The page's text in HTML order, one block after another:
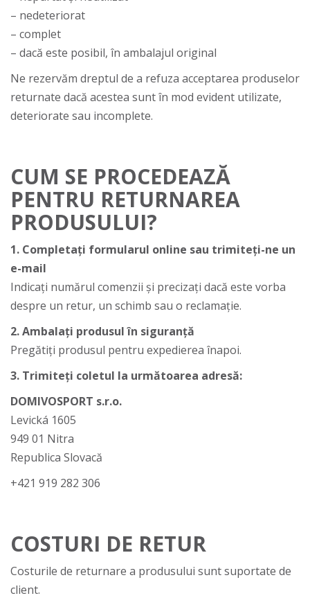
– nedeteriorat
– complet
– dacă este posibil, în ambalajul original
Ne rezervăm dreptul de a refuza acceptarea produselor
returnate dacă acestea sunt în mod evident utilizate,
deteriorate sau incomplete.
CUM SE PROCEDEAZĂ
PENTRU RETURNAREA
PRODUSULUI?
1. Completați formularul online sau trimiteți-ne un
e-mail
Indicați numărul comenzii și precizați dacă este vorba
despre un retur, un schimb sau o reclamație.
2. Ambalați produsul în siguranță
Pregătiți produsul pentru expedierea înapoi.
3. Trimiteți coletul la următoarea adresă:
DOMIVOSPORT s.r.o.
Levická 1605
949 01 Nitra
Republica Slovacă
+421 919 282 306
COSTURI DE RETUR
Costurile de returnare a produsului sunt suportate de
client.